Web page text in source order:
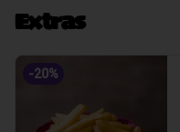
Extras
-20%